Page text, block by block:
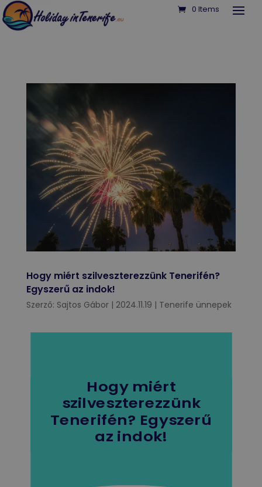
0 Items
Hogy miért szilveszterezzünk Tenerifén?
Egyszerű az indok!
Szerző: Sajtos Gábor| 2024.11.19 | Tenerife ünnepek
Hogy miért
szilveszterezzünk
Tenerifén? Egyszerű
az indok!